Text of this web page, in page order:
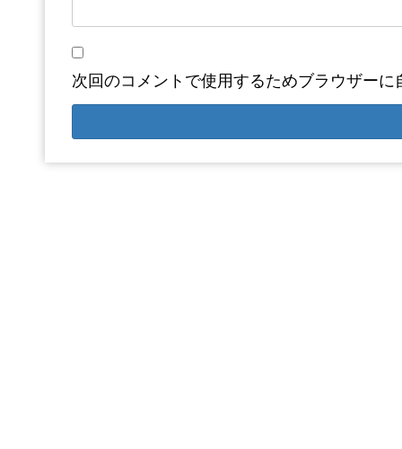
次回のコメントで使用するためブラウザー